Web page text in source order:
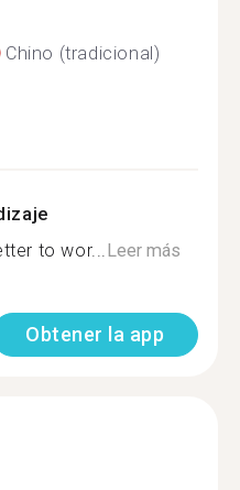
Chino (tradicional)
to wor...Leer más
Obtener la app